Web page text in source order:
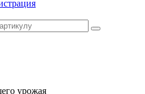
урожая